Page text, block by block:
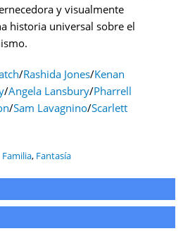
y visualmente
historia universal sobre el
/Rashida Jones/Kenan
/Angela Lansbury/Pharrell
/Sam Lavagnino/Scarlett
Familia, Fantasía